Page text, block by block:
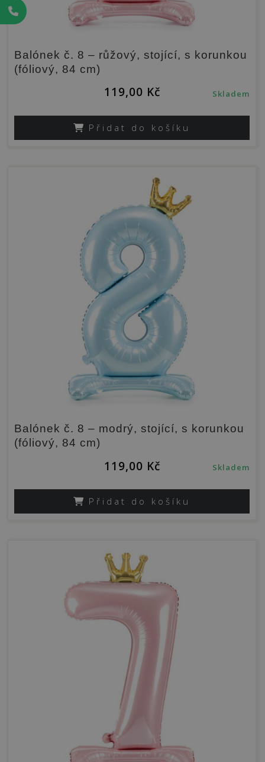
Balónek č. 8 – růžový, stojící, s korunkou
(fóliový, 84 cm)
119,00 Kč Skladem
Přidat do košíku
Balónek č. 8 – modrý, stojící, s korunkou
(fóliový, 84 cm)
119,00 Kč Skladem
Přidat do košíku